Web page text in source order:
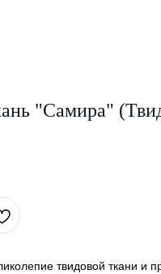
"Самира"
твидовой ткани и